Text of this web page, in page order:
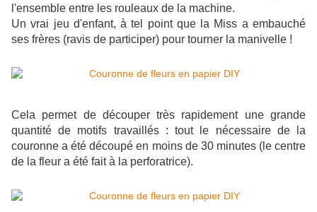
l'ensemble entre les rouleaux de la machine.
Un vrai jeu d'enfant, à tel point que la Miss a embauché
ses frères (ravis de participer) pour tourner la manivelle !
Cela permet de découper très rapidement une grande
quantité de motifs travaillés : tout le nécessaire de la
couronne a été découpé en moins de 30 minutes (le centre
de la fleur a été fait à la perforatrice).